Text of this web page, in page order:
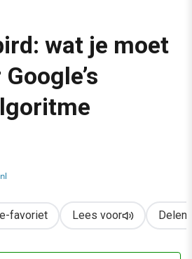
weten over Google’s nieuwste
wat je moet
favoriet Lees voor Delen